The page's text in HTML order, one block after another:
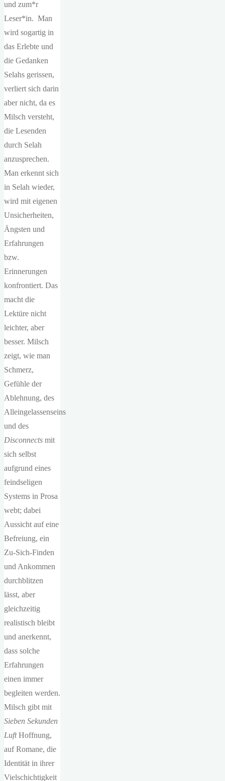
und zum*r
Leser*in. Man
wird sogartig in
das Erlebte und
die Gedanken
Selahs gerissen,
verliert sich darin
aber nicht, da es
Milsch versteht,
die Lesenden
durch Selah
anzusprechen.
Man erkennt sich
in Selah wieder,
wird mit eigenen
Unsicherheiten,
Ängsten und
Erfahrungen
bzw.
Erinnerungen
konfrontiert. Das
macht die
Lektüre nicht
leichter, aber
besser. Milsch
zeigt, wie man
Schmerz,
Gefühle der
Ablehnung, des
Alleingelassenseins
und des
Disconnects mit
sich selbst
aufgrund eines
feindseligen
Systems in Prosa
webt; dabei
Aussicht auf eine
Befreiung, ein
Zu-Sich-Finden
und Ankommen
durchblitzen
lässt, aber
gleichzeitig
realistisch bleibt
und anerkennt,
dass solche
Erfahrungen
einen immer
begleiten werden.
Milsch gibt mit
Sieben Sekunden
LuftHoffnung,
auf Romane, die
Identität in ihrer
Vielschichtigkeit